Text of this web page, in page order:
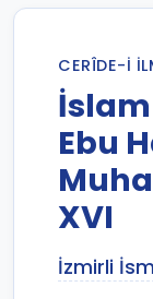
CERÎDE-I
Ebu
XVI
İzmirli